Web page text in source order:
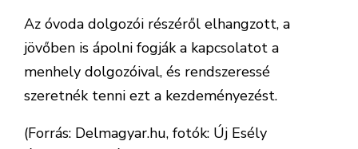
Az óvoda dolgozói részéről elhangzott, a
jövőben is ápolni fogják a kapcsolatot a
menhely dolgozóival, és rendszeressé
szeretnék tenni ezt a kezdeményezést.
(Forrás: Delmagyar.hu, fotók: Új Esély